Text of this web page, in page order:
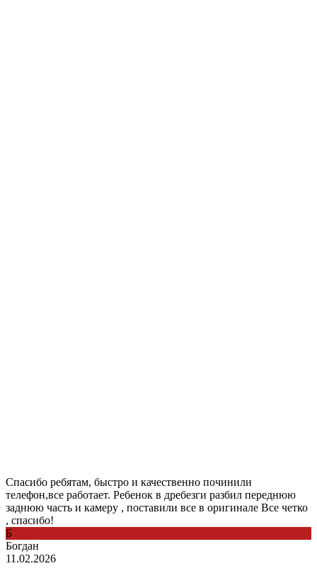
Спасибо ребятам, быстро и качественно починили
телефон,все работает. Ребенок в дребезги разбил переднюю
заднюю часть и камеру , поставили все в оригинале Все четко
, спасибо!
Б
Богдан
11.02.2026